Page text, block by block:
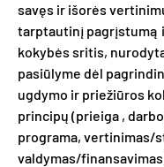
savęs ir išorės
tarptautinį pagrįstumą
kokybės sritis,
pasiūlyme dėl
ugdymo ir priežiūros
principų (prieiga ,
programa, vertinimas/
valdymas/